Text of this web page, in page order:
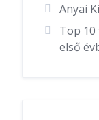
Anyai
Top
első